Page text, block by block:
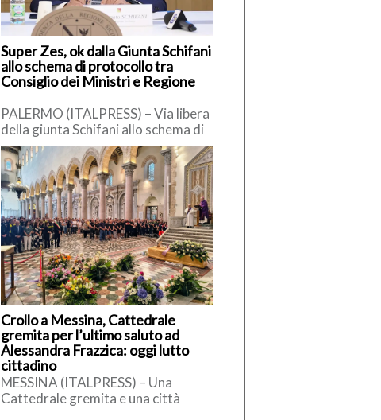
Super Zes, ok dalla Giunta Schifani
allo schema di protocollo tra
Consiglio dei Ministri e Regione
PALERMO (ITALPRESS) – Via libera
della giunta Schifani allo schema di
protocollo tra la Regione Siciliana e
la presidenza del […]
Crollo a Messina, Cattedrale
gremita per l’ultimo saluto ad
Alessandra Frazzica: oggi lutto
cittadino
MESSINA (ITALPRESS) – Una
Cattedrale gremita e una città